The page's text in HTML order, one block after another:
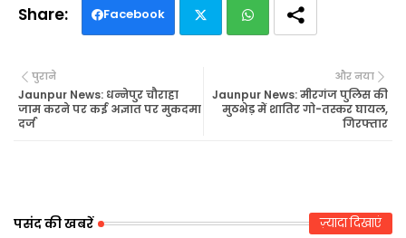
Facebook
ats
और नया
Jaunpur News: मीरगंज पुलिस की
मुठभेड़ में शातिर गो-तस्कर घायल,
गिरफ्तार
पुराने
Jaunpur News: धन्नेपुर चौराहा
जाम करने पर कई अज्ञात पर मुकदमा
दर्ज
पसंद की खबरें ज़्यादा दिखाएं